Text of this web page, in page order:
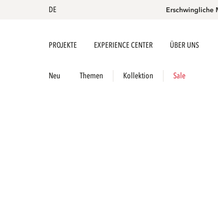
DE Erschwingliche
PROJEKTE EXPERIENCE CENTER ÜBER UNS
Neu Themen Kollektion Sale